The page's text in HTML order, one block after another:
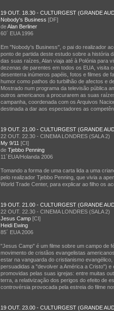
19 OUT. 18.30 - CULTURGEST (GRANDE
Nobody's Business [DF]
deAlan Berliner
60´ EUA 1996
Em "Nobody's Business", o pai do realizador
ponto de partida deste estudo sobre a história
das suas raízes, Alan viaja até à Polónia para
dezenas de parentes em todos os EUA, visita
desenterra inúmeros papéis, fotos e filmes de
humor como pathos do turbilhão de afectos e
Mostrado num programa da televisão pública
outros americanos a procurarem as suas
campanha, coordenada com os Arquivos
destinada a dar aos espectadores as
19 OUT. 21.00 - CULTURGEST (GRANDE
22 OUT. 22.30 - CINEMA LONDRES (SALA 2)
My 9/11 [CI]
de Tjebbo Penning
11´EUA/Holanda 2006
Tomando a forma de uma carta lida a uma
pelo realizador Tjebbo Penning, que vivia a
World Trade Center, para explicar ao filho os
19 OUT. 21.00 - CULTURGEST (GRANDE
22 OUT. 22.30 - CINEMA LONDRES (SALA 2)
Jesus Camp [CI]
Heidi Ewing
85´ EUA 2006
"Jesus Camp" é um filme sobre um campo de
movimento de cristãos evangelistas
estar na vanguarda do cristianismo
persuadidas a "devolver a América a Cristo")
promovidas pelas suas igrejas: entre muitas
terra, a relativização dos perigos do efeito de
controvérsia provocada pela estreia do filme
19 OUT. 23.00 - CULTURGEST (GRANDE